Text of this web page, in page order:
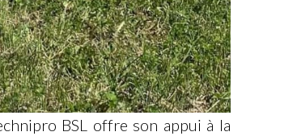
BSL offre son appui à la